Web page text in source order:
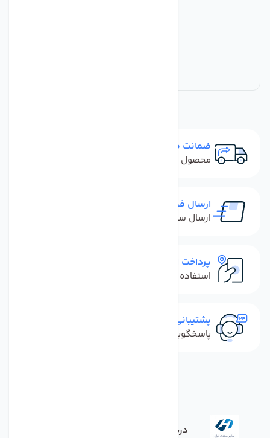
ضمانت مرجوعی
محصول نباید آسیب دیده باشد
ارسال فوری
ارسال سفارش در کمترین زمان ممکن
پرداخت امن
استفاده از روش‌های پرداخت امن
پشتیبانی سریع
پاسخگویی سریع به تماس‌ها و پیام‌ها
درباره فروشگاه